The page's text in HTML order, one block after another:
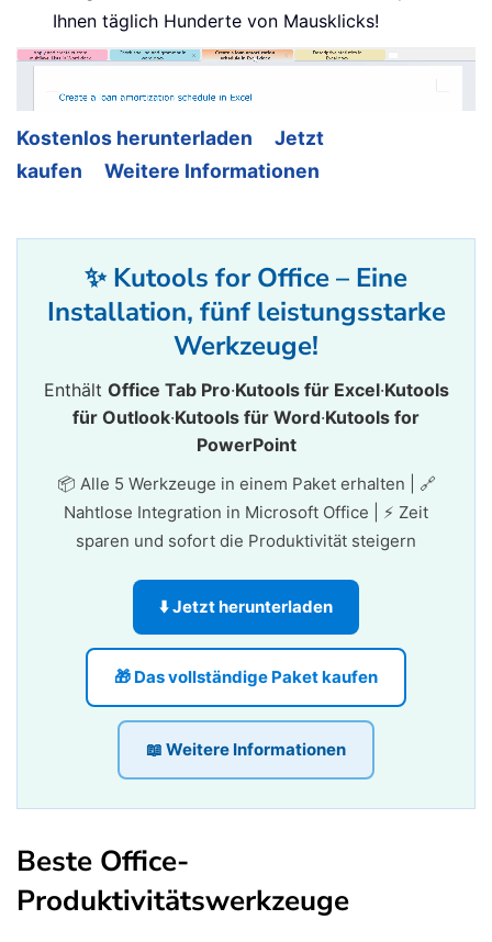
Ihnen täglich Hunderte von Mausklicks!
Kostenlos herunterladen
Jetzt
kaufen
Weitere Informationen
✨ Kutools for Office – Eine
Installation, fünf leistungsstarke
Werkzeuge!
Enthält Office Tab Pro·Kutools für Excel·Kutools
für Outlook·Kutools für Word·Kutools for
PowerPoint
📦 Alle 5 Werkzeuge in einem Paket erhalten | 🔗
Nahtlose Integration in Microsoft Office | ⚡ Zeit
sparen und sofort die Produktivität steigern
⬇️ Jetzt herunterladen
🎁 Das vollständige Paket kaufen
📖 Weitere Informationen
Beste Office-
Produktivitätswerkzeuge